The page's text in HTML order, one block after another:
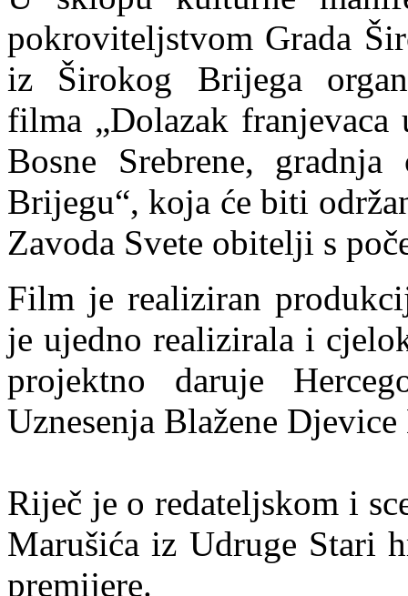
pokroviteljstvom Grada
iz Širokog Brijega
filma „Dolazak
Bosne Srebrene,
Brijegu“, koja će biti
Zavoda Svete obitelji s
Film je realiziran
je ujedno realizirala i
projektno daruje
Uznesenja Blažene
Riječ je o redateljskom i
Marušića iz Udruge Stari
premijere.